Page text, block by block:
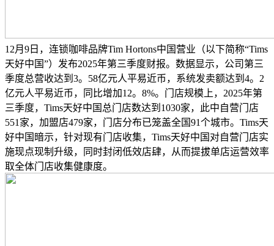
12月9日，连锁咖啡品牌Tim Hortons中国营业（以下简称“Tims
天好中国”）发布2025年第三季度财报。数据显示，公司第三
季度总营收达到3。58亿元人平易近币，系统发卖额达到4。2
亿元人平易近币，同比增加12。8%。门店规模上，2025年第
三季度，Tims天好中国总门店数达到1030家，此中自营门店
551家，加盟店479家，门店分布已笼盖全国91个城市。Tims天
好中国暗示，针对现有门店收集，Tims天好中国对自营门店实
施现点现制升级，同时封闭低效店肆，从而提拔单店运营效率
取全体门店收集健康度。